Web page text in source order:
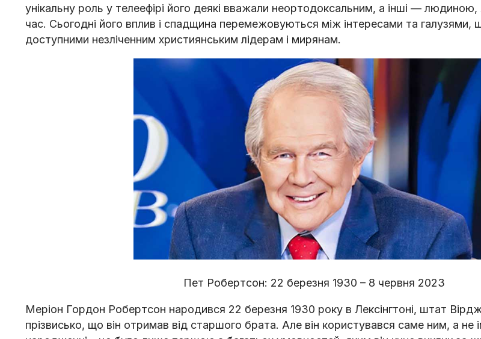
унікальну роль у телеефірі його деякі вважали неортодоксальним, а інші —
час. Сьогодні його вплив і спадщина перемежовуються між інтересами та галузями,
доступними незліченним християнським лідерам і мирянам.
Пет Робертсон: 22 березня 1930 – 8 червня 2023
Меріон Гордон Робертсон народився 22 березня 1930 року в Лексінгтоні, штат
прізвисько, що він отримав від старшого брата. Але він користувався саме ним, а не